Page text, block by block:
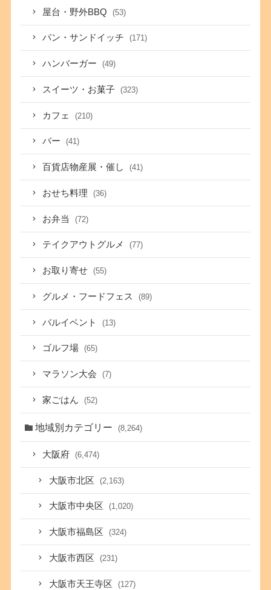
屋台・野外BBQ (53)
パン・サンドイッチ (171)
ハンバーガー (49)
スイーツ・お菓子 (323)
カフェ (210)
バー (41)
百貨店物産展・催し (41)
おせち料理 (36)
お弁当 (72)
テイクアウトグルメ (77)
お取り寄せ (55)
グルメ・フードフェス (89)
バルイベント (13)
ゴルフ場 (65)
マラソン大会 (7)
家ごはん (52)
地域別カテゴリー (8,264)
大阪府 (6,474)
大阪市北区 (2,163)
大阪市中央区 (1,020)
大阪市福島区 (324)
大阪市西区 (231)
大阪市天王寺区 (127)